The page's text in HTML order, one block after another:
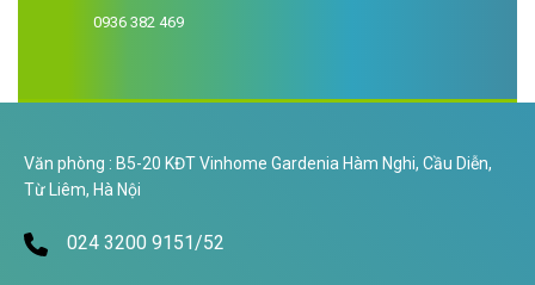
0936 382 469
Văn phòng : B5-20 KĐT Vinhome Gardenia Hàm Nghi, Cầu Diễn,
Từ Liêm, Hà Nội
024 3200 9151/52